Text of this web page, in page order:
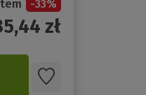
-33%
zł